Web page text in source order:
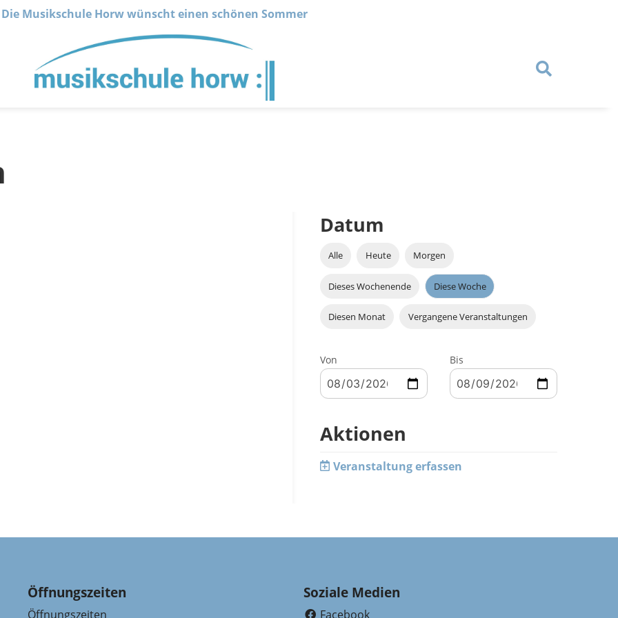
Die Musikschule Horw wünscht einen schönen Sommer
Datum
Alle Heute Morgen
Dieses Wochenende Diese Woche
Diesen Monat Vergangene Veranstaltungen
Von Bis
Aktionen
Veranstaltung erfassen
Öffnungszeiten
Öffnungszeiten
Soziale Medien
Facebook